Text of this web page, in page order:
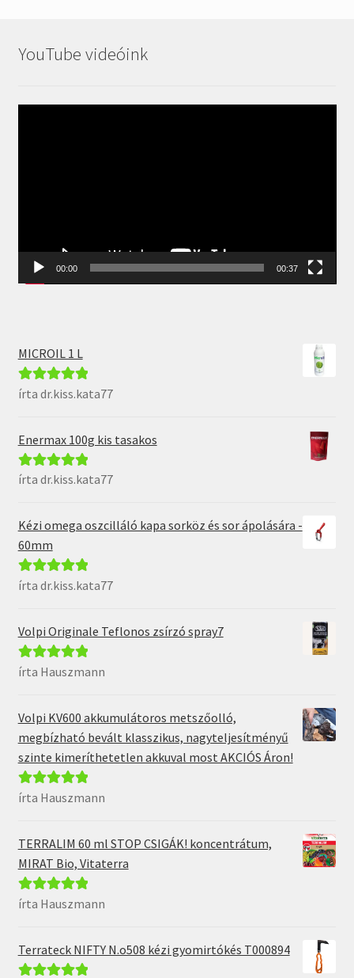
YouTube videóink
00:00 00:37
MICROIL 1 L
Értékelés:5 /
írta dr.kiss.kata77
Enermax 100g kis tasakos
Értékelés:5 /
írta dr.kiss.kata77
Kézi omega oszcilláló kapa sorköz és sor ápolására -
60mm
Értékelés:5 /
írta dr.kiss.kata77
Volpi Originale Teflonos zsírzó spray7
Értékelés:5/
írta Hauszmann
Volpi KV600 akkumulátoros metszőolló,
megbízható bevált klasszikus, nagyteljesítményű
szinte kimeríthetetlen akkuval most AKCIÓS Áron!
Értékelés:5/
írta Hauszmann
TERRALIM 60 ml STOP CSIGÁK! koncentrátum,
MIRAT Bio, Vitaterra
Értékelés:5/
írta Hauszmann
Terrateck NIFTY N.o508 kézi gyomirtókés T000894